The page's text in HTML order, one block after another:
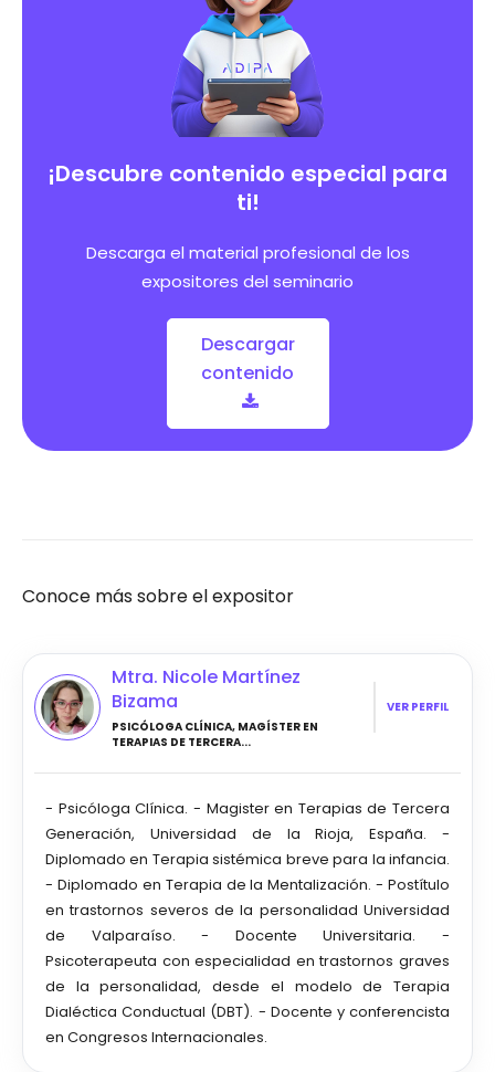
¡Descubre contenido especial para
ti!
Descarga el material profesional de los
expositores del seminario
Descargar
contenido
Conoce más sobre el expositor
Mtra. Nicole Martínez
Bizama
PSICÓLOGA CLÍNICA, MAGÍSTER EN
TERAPIAS DE TERCERA...
VER PERFIL
- Psicóloga Clínica. - Magister en Terapias de Tercera
Generación, Universidad de la Rioja, España. -
Diplomado en Terapia sistémica breve para la infancia.
- Diplomado en Terapia de la Mentalización. - Postítulo
en trastornos severos de la personalidad Universidad
de Valparaíso. - Docente Universitaria. -
Psicoterapeuta con especialidad en trastornos graves
de la personalidad, desde el modelo de Terapia
Dialéctica Conductual (DBT). - Docente y conferencista
en Congresos Internacionales.